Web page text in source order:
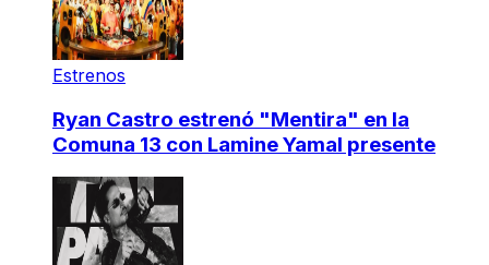
Estrenos
Ryan Castro estrenó "Mentira" en la
Comuna 13 con Lamine Yamal presente